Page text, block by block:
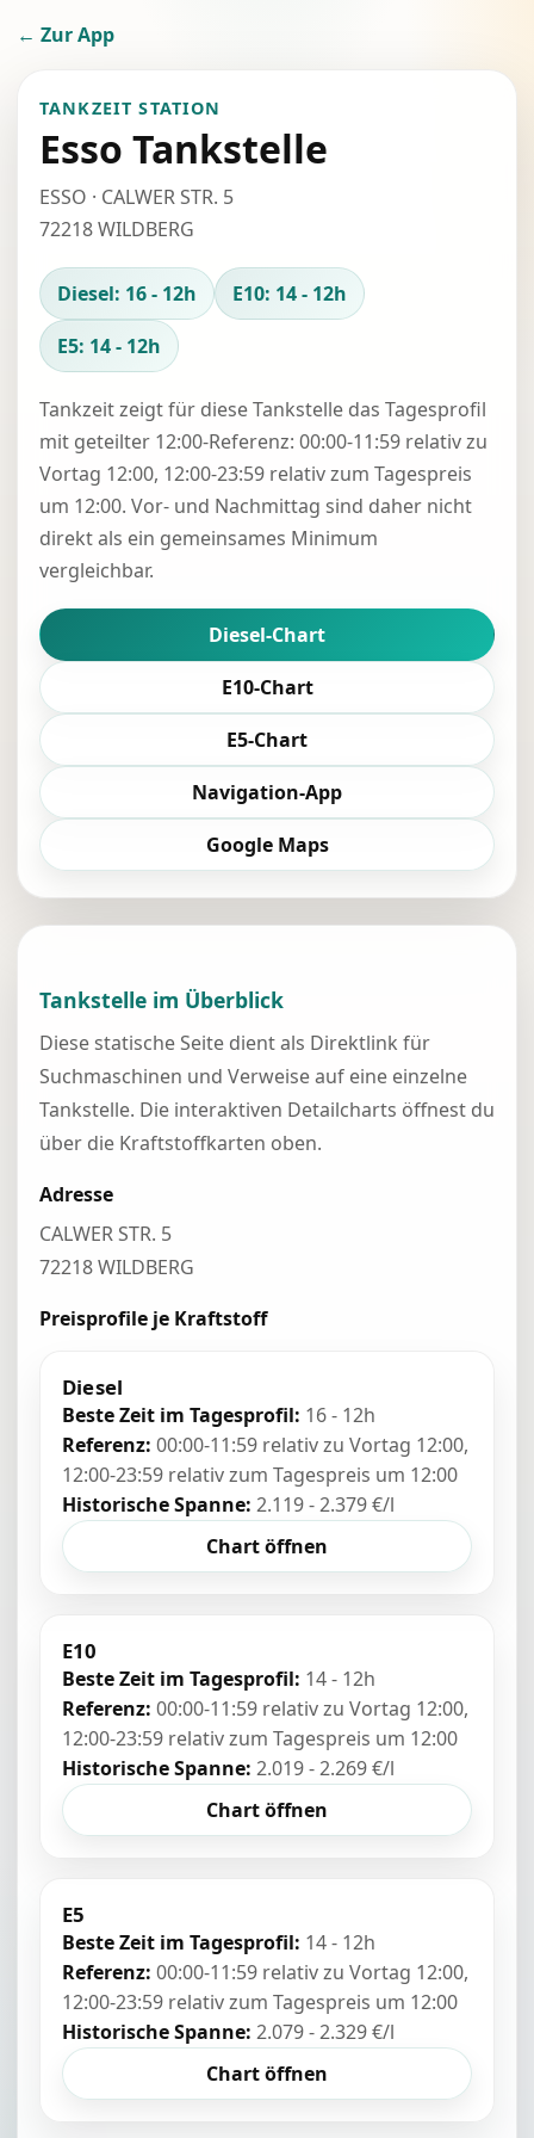
← Zur App
TANKZEIT STATION
Esso Tankstelle
ESSO · CALWER STR. 5
72218 WILDBERG
Diesel: 16 - 12h
E10: 14 - 12h
E5: 14 - 12h
Tankzeit zeigt für diese Tankstelle das Tagesprofil
mit geteilter 12:00-Referenz: 00:00-11:59 relativ zu
Vortag 12:00, 12:00-23:59 relativ zum Tagespreis
um 12:00. Vor- und Nachmittag sind daher nicht
direkt als ein gemeinsames Minimum
vergleichbar.
Diesel-Chart
E10-Chart
E5-Chart
Navigation-App
Google Maps
Tankstelle im Überblick
Diese statische Seite dient als Direktlink für
Suchmaschinen und Verweise auf eine einzelne
Tankstelle. Die interaktiven Detailcharts öffnest du
über die Kraftstoffkarten oben.
Adresse
CALWER STR. 5
72218 WILDBERG
Preisprofile je Kraftstoff
Diesel
Beste Zeit im Tagesprofil: 16 - 12h
Referenz: 00:00-11:59 relativ zu Vortag 12:00,
12:00-23:59 relativ zum Tagespreis um 12:00
Historische Spanne: 2.119 - 2.379 €/l
Chart öffnen
E10
Beste Zeit im Tagesprofil: 14 - 12h
Referenz: 00:00-11:59 relativ zu Vortag 12:00,
12:00-23:59 relativ zum Tagespreis um 12:00
Historische Spanne: 2.019 - 2.269 €/l
Chart öffnen
E5
Beste Zeit im Tagesprofil: 14 - 12h
Referenz: 00:00-11:59 relativ zu Vortag 12:00,
12:00-23:59 relativ zum Tagespreis um 12:00
Historische Spanne: 2.079 - 2.329 €/l
Chart öffnen